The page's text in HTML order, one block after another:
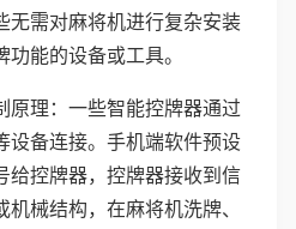
无需对麻将机进行复杂安装
能的设备或工具。
原理：一些智能控牌器通过
设备连接。手机端软件预设
给控牌器，控牌器接收到信
械结构，在麻将机洗牌、